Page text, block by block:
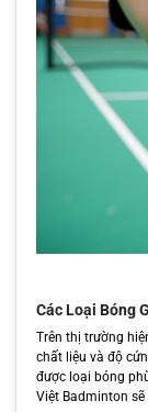
Các Loại Bóng
Trên thị trường
chất liệu và độ
được loại bóng
Việt Badminton